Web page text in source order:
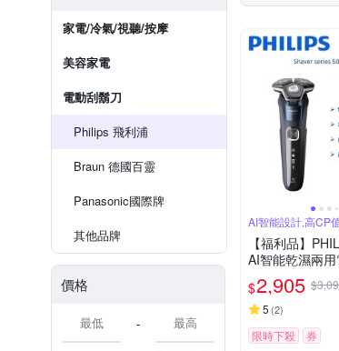
家電/冷氣/視聽/按摩
美容家電
電動刮鬍刀
Philips 飛利浦
Braun 德國百靈
Panasonic國際牌
其他品牌
價格
-
AI智能設計,高CP
【福利品】
AI智能乾濕兩
85/10 (一年保固)
$2,905
5 (2)
限時下殺 券